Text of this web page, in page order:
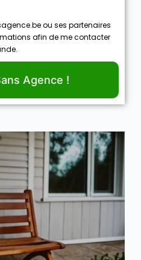
ou ses partenaires
afin de me contacter
Agence !